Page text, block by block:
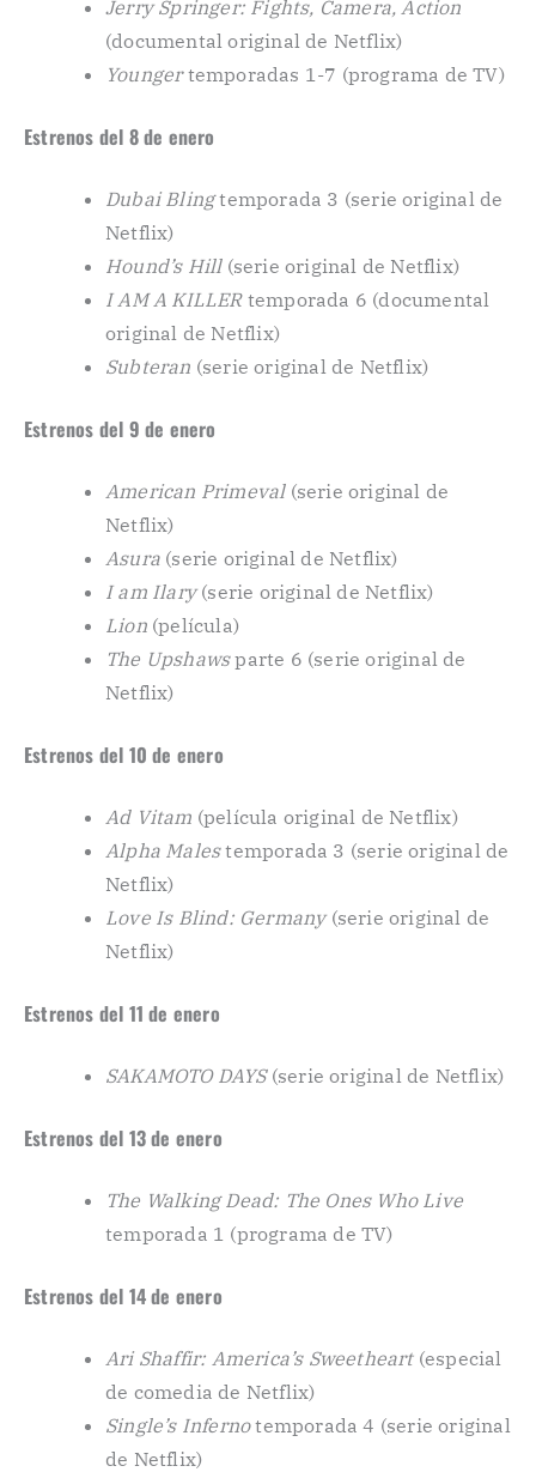
Jerry Springer: Fights, Camera, Action
(documental original de Netflix)
Youngertemporadas 1-7 (programa de TV)
Estrenos del 8 de enero
Dubai Blingtemporada 3 (serie original de
Netflix)
Hound’s Hill(serie original de Netflix)
I AM A KILLERtemporada 6 (documental
original de Netflix)
Subteran (serie original de Netflix)
Estrenos del 9 de enero
American Primeval(serie original de
Netflix)
Asura (serie original de Netflix)
I am Ilary(serie original de Netflix)
Lion(película)
The Upshawsparte 6 (serie original de
Netflix)
Estrenos del 10 de enero
Ad Vitam (película original de Netflix)
Alpha Malestemporada 3 (serie original de
Netflix)
Love Is Blind: Germany(serie original de
Netflix)
Estrenos del 11 de enero
SAKAMOTO DAYS(serie original de Netflix)
Estrenos del 13 de enero
The Walking Dead: The Ones Who Live
temporada 1 (programa de TV)
Estrenos del 14 de enero
Ari Shaffir: America’s Sweetheart(especial
de comedia de Netflix)
Single’s Infernotemporada 4 (serie original
de Netflix)